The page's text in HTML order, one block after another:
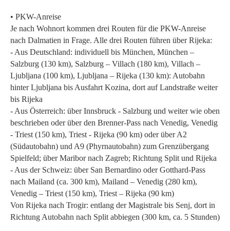
• PKW-Anreise
Je nach Wohnort kommen drei Routen für die PKW-Anreise
nach Dalmatien in Frage. Alle drei Routen führen über Rijeka:
- Aus Deutschland: individuell bis München, München –
Salzburg (130 km), Salzburg – Villach (180 km), Villach –
Ljubljana (100 km), Ljubljana – Rijeka (130 km): Autobahn
hinter Ljubljana bis Ausfahrt Kozina, dort auf Landstraße weiter
bis Rijeka
- Aus Österreich: über Innsbruck - Salzburg und weiter wie oben
beschrieben oder über den Brenner-Pass nach Venedig, Venedig
- Triest (150 km), Triest - Rijeka (90 km) oder über A2
(Südautobahn) und A9 (Phyrnautobahn) zum Grenzübergang
Spielfeld; über Maribor nach Zagreb; Richtung Split und Rijeka
- Aus der Schweiz: über San Bernardino oder Gotthard-Pass
nach Mailand (ca. 300 km), Mailand – Venedig (280 km),
Venedig – Triest (150 km), Triest – Rijeka (90 km)
Von Rijeka nach Trogir: entlang der Magistrale bis Senj, dort in
Richtung Autobahn nach Split abbiegen (300 km, ca. 5 Stunden)